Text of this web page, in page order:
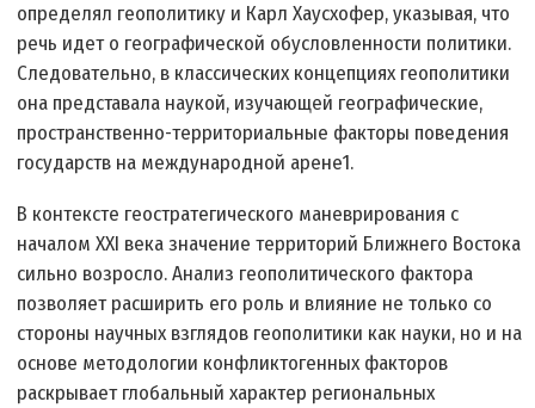
определял геополитику и Карл Хаусхофер, указывая, что
речь идет о географической обусловленности политики.
Следовательно, в классических концепциях геополитики
она представала наукой, изучающей географические,
пространственно-территориальные факторы поведения
государств на международной арене1.
В контексте геостратегического маневрирования с
началом ХХI века значение территорий Ближнего Востока
сильно возросло. Анализ геополитического фактора
позволяет расширить его роль и влияние не только со
стороны научных взглядов геополитики как науки, но и на
основе методологии конфликтогенных факторов
раскрывает глобальный характер региональных